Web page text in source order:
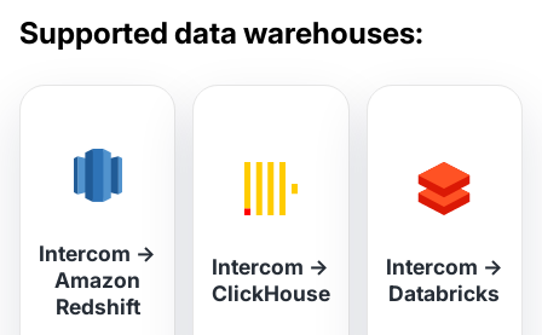
Supported data warehouses:
Intercom →
Amazon
Redshift
Intercom →
ClickHouse
Intercom →
Databricks